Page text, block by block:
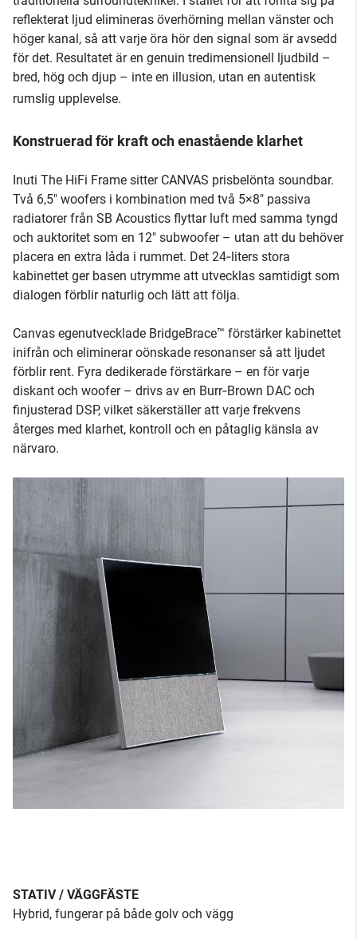
reflekterat ljud elimineras överhörning mellan vänster och
höger kanal, så att varje öra hör den signal som är avsedd
för det. Resultatet är en genuin tredimensionell ljudbild –
bred, hög och djup – inte en illusion, utan en autentisk
rumslig upplevelse.
Konstruerad för kraft och enastående klarhet
Inuti The HiFi Frame sitter CANVAS prisbelönta soundbar.
Två 6,5" woofers i kombination med två 5×8" passiva
radiatorer från SB Acoustics flyttar luft med samma tyngd
och auktoritet som en 12" subwoofer – utan att du behöver
placera en extra låda i rummet. Det 24‑liters stora
kabinettet ger basen utrymme att utvecklas samtidigt som
dialogen förblir naturlig och lätt att följa.
Canvas egenutvecklade BridgeBrace™ förstärker kabinettet
inifrån och eliminerar oönskade resonanser så att ljudet
förblir rent. Fyra dedikerade förstärkare – en för varje
diskant och woofer – drivs av en Burr‑Brown DAC och
finjusterad DSP, vilket säkerställer att varje frekvens
återges med klarhet, kontroll och en påtaglig känsla av
närvaro.
STATIV / VÄGGFÄSTE
Hybrid, fungerar på både golv och vägg